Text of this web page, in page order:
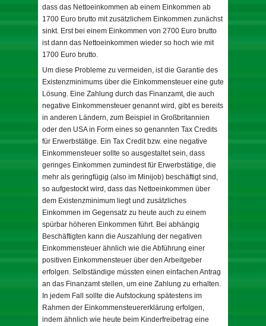
dass das Nettoeinkommen ab einem Einkommen ab
1700 Euro brutto mit zusätzlichem Einkommen zunächst
sinkt. Erst bei einem Einkommen von 2700 Euro brutto
ist dann das Nettoeinkommen wieder so hoch wie mit
1700 Euro brutto.
Um diese Probleme zu vermeiden, ist die Garantie des
Existenzminimums über die Einkommensteuer eine gute
Lösung. Eine Zahlung durch das Finanzamt, die auch
negative Einkommensteuer genannt wird, gibt es bereits
in anderen Ländern, zum Beispiel in Großbritannien
oder den USA in Form eines so genannten Tax Credits
für Erwerbstätige. Ein Tax Credit bzw. eine negative
Einkommensteuer sollte so ausgestaltet sein, dass
geringes Einkommen zumindest für Erwerbstätige, die
mehr als geringfügig (also im Minijob) beschäftigt sind,
so aufgestockt wird, dass das Nettoeinkommen über
dem Existenzminimum liegt und zusätzliches
Einkommen im Gegensatz zu heute auch zu einem
spürbar höheren Einkommen führt. Bei abhängig
Beschäftigten kann die Auszahlung der negativen
Einkommensteuer ähnlich wie die Abführung einer
positiven Einkommensteuer über den Arbeitgeber
erfolgen. Selbständige müssten einen einfachen Antrag
an das Finanzamt stellen, um eine Zahlung zu erhalten.
In jedem Fall sollte die Aufstockung spätestens im
Rahmen der Einkommensteuererklärung erfolgen,
indem ähnlich wie heute beim Kinderfreibetrag eine